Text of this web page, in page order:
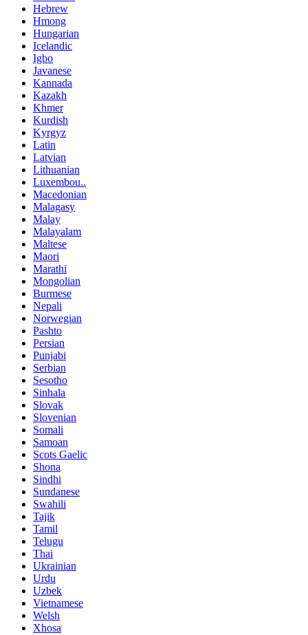
Hebrew
Hmong
Hungarian
Icelandic
Igbo
Javanese
Kannada
Kazakh
Khmer
Kurdish
Kyrgyz
Latin
Latvian
Lithuanian
Luxembou..
Macedonian
Malagasy
Malay
Malayalam
Maltese
Maori
Marathi
Mongolian
Burmese
Nepali
Norwegian
Pashto
Persian
Punjabi
Serbian
Sesotho
Sinhala
Slovak
Slovenian
Somali
Samoan
Scots Gaelic
Shona
Sindhi
Sundanese
Swahili
Tajik
Tamil
Telugu
Thai
Ukrainian
Urdu
Uzbek
Vietnamese
Welsh
Xhosa